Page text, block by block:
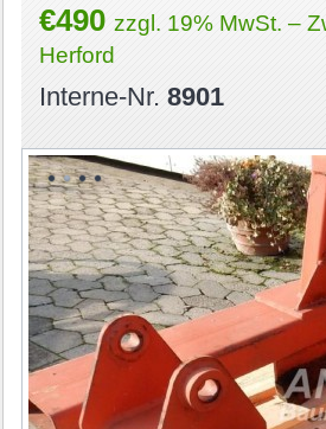
€490 zzgl. 19% MwSt. –
Herford
Interne-Nr. 8901